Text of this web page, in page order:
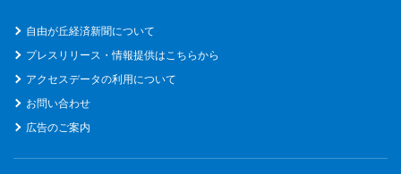
自由が丘経済新聞について
プレスリリース・情報提供はこちらから
アクセスデータの利用について
お問い合わせ
広告のご案内